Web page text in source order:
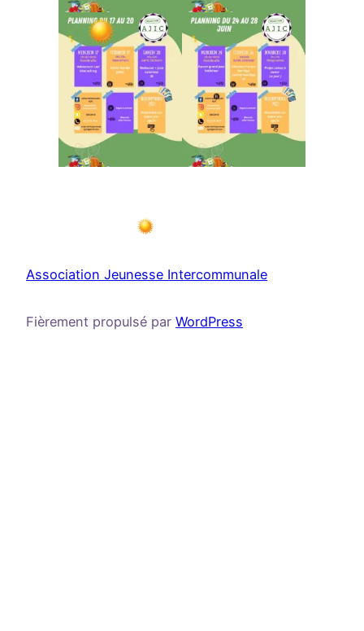
Association Jeunesse Intercommunale
Fièrement propulsé par WordPress